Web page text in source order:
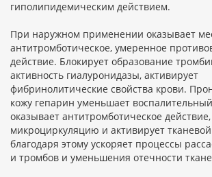
гиполипидемическим действием.
При наружном применении оказывает
антитромботическое, умеренное
действие. Блокирует образование
активность гиалуронидазы, активирует
фибринолитические свойства крови.
кожу гепарин уменьшает
оказывает антитромботическое
микроциркуляцию и активирует
благодаря этому ускоряет процессы
и тромбов и уменьшения отечности